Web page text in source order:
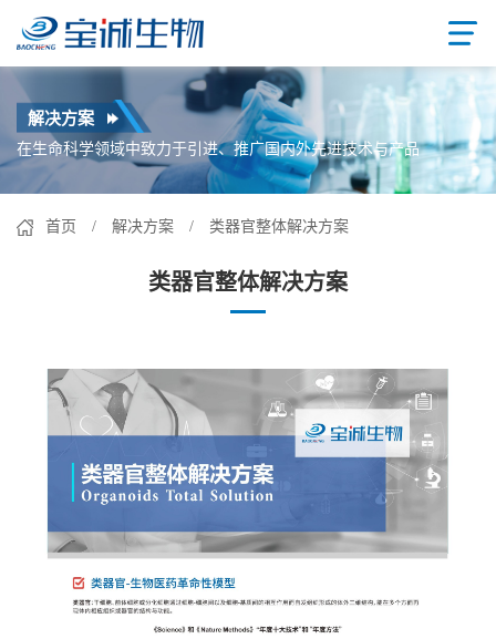
解决方案
在生命科学领域中致力于引进、推广国内外先进技术与产品
首页 / 解决方案 / 类器官整体解决方案
类器官整体解决方案